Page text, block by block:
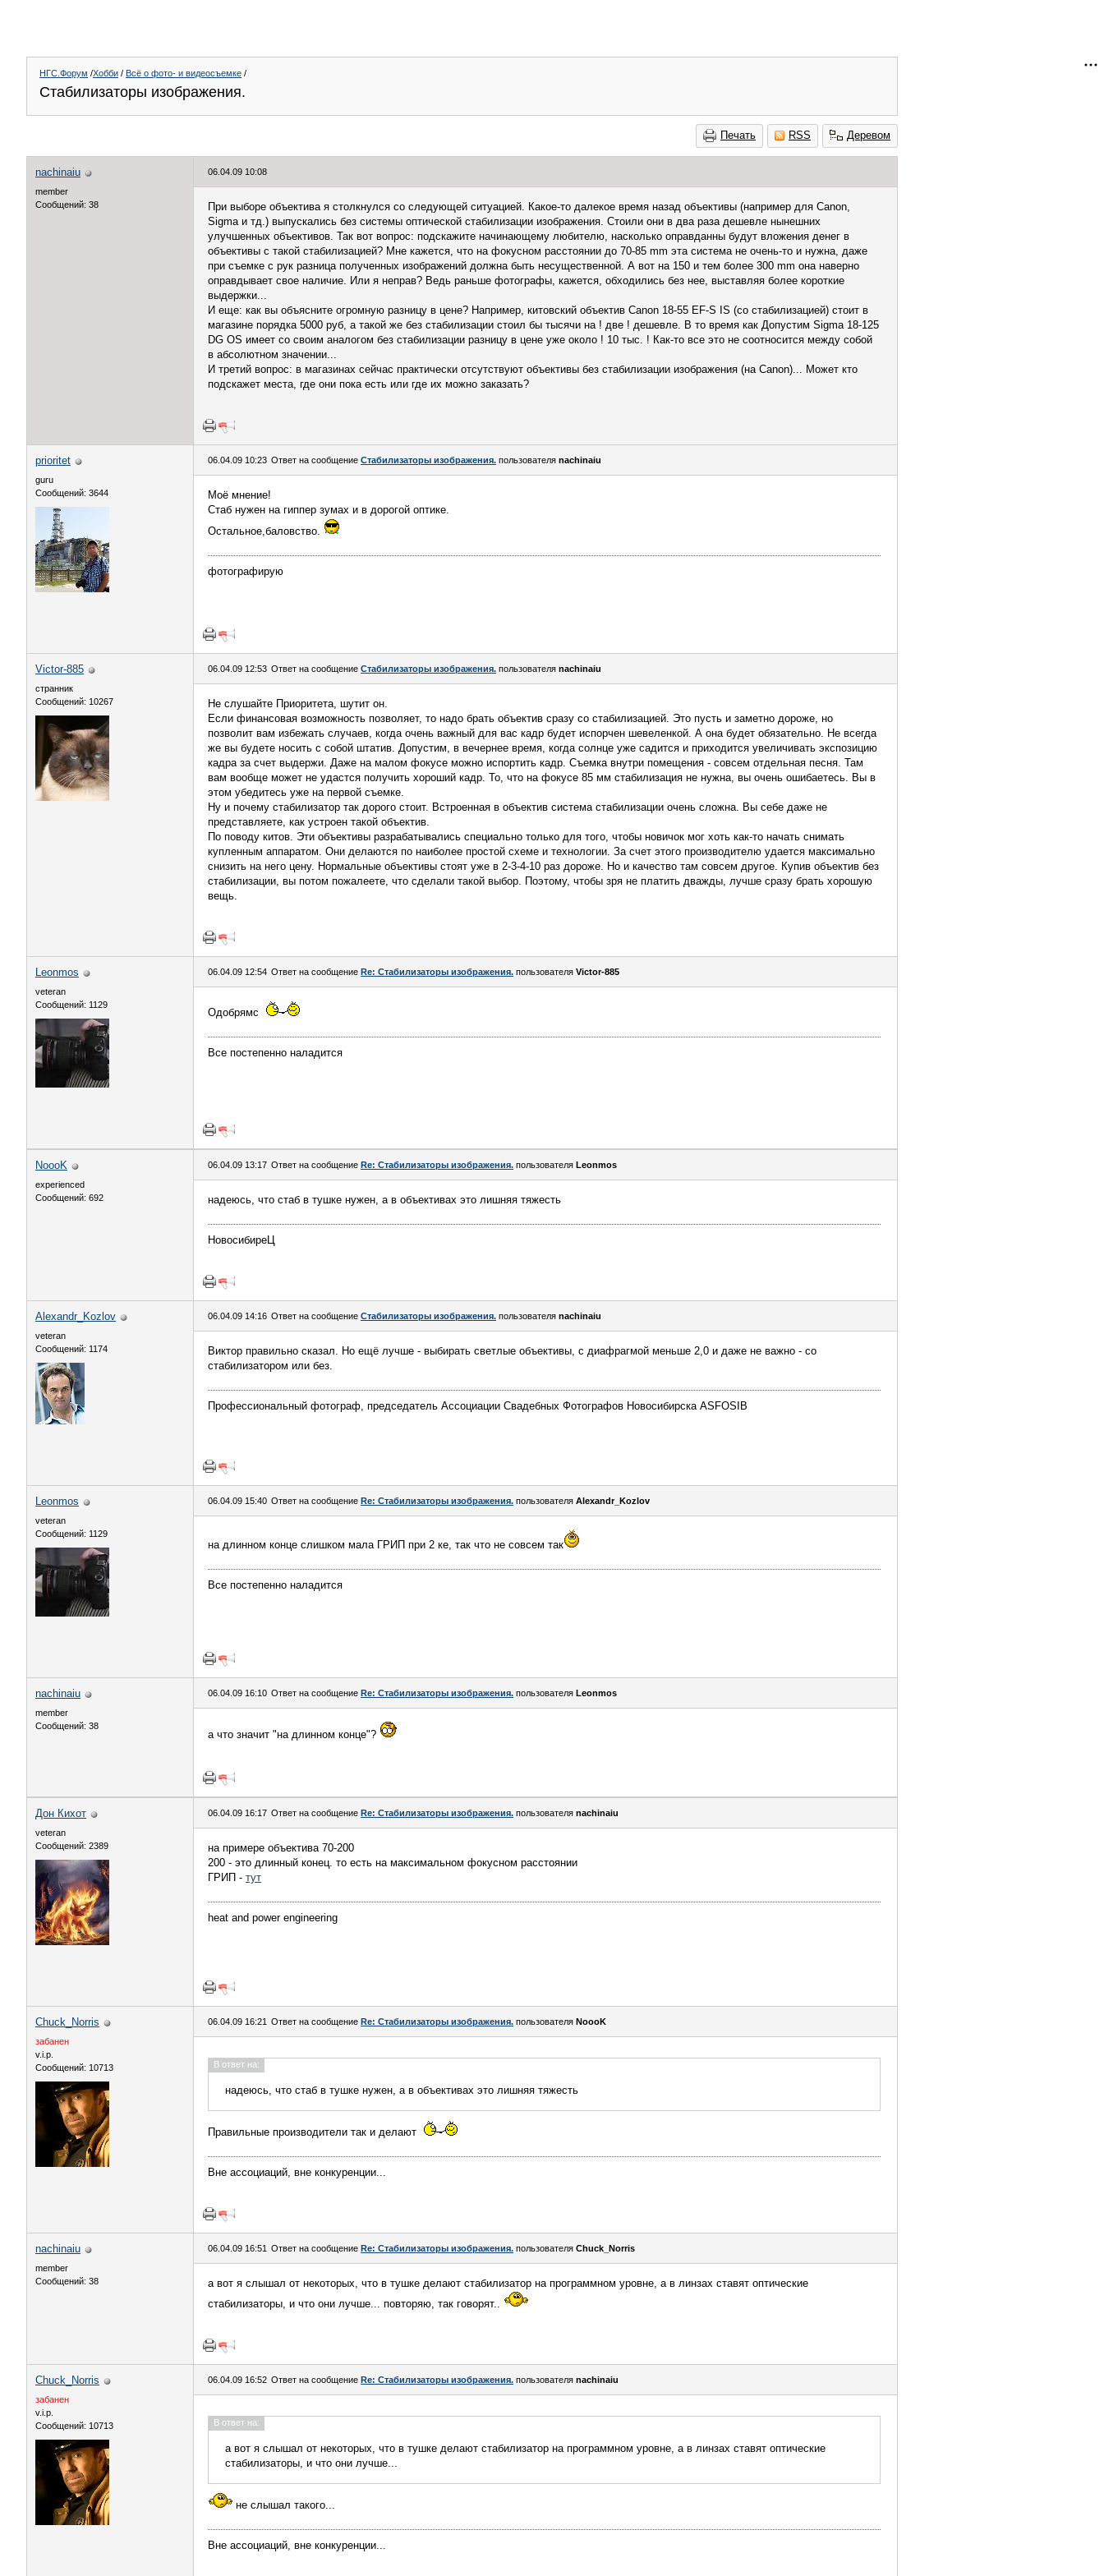
НГС.Форум /Хобби / Всё о фото- и видеосъемке /
Стабилизаторы изображения.
Печать RSS Деревом
nachinaiu
member
Сообщений: 38
06.04.09 10:08
При выборе объектива я столкнулся со следующей ситуацией. Какое-то далекое время назад объективы (например для Canon,
Sigma и тд.) выпускались без системы оптической стабилизации изображения. Стоили они в два раза дешевле нынешних
улучшенных объективов. Так вот вопрос: подскажите начинающему любителю, насколько оправданны будут вложения денег в
объективы с такой стабилизацией? Мне кажется, что на фокусном расстоянии до 70-85 mm эта система не очень-то и нужна, даже
при съемке с рук разница полученных изображений должна быть несущественной. А вот на 150 и тем более 300 mm она наверно
оправдывает свое наличие. Или я неправ? Ведь раньше фотографы, кажется, обходились без нее, выставляя более короткие
выдержки...
И еще: как вы объясните огромную разницу в цене? Например, китовский объектив Canon 18-55 EF-S IS (со стабилизацией) стоит в
магазине порядка 5000 руб, а такой же без стабилизации стоил бы тысячи на ! две ! дешевле. В то время как Допустим Sigma 18-125
DG OS имеет со своим аналогом без стабилизации разницу в цене уже около ! 10 тыс. ! Как-то все это не соотносится между собой
в абсолютном значении...
И третий вопрос: в магазинах сейчас практически отсутствуют объективы без стабилизации изображения (на Canon)... Может кто
подскажет места, где они пока есть или где их можно заказать?
prioritet
guru
Сообщений: 3644
06.04.09 10:23 Ответ на сообщение Стабилизаторы изображения. пользователя nachinaiu
Моё мнение!
Стаб нужен на гиппер зумах и в дорогой оптике.
Остальное,баловство.
фотографирую
Victor-885
странник
Сообщений: 10267
06.04.09 12:53 Ответ на сообщение Стабилизаторы изображения. пользователя nachinaiu
Не слушайте Приоритета, шутит он.
Если финансовая возможность позволяет, то надо брать объектив сразу со стабилизацией. Это пусть и заметно дороже, но
позволит вам избежать случаев, когда очень важный для вас кадр будет испорчен шевеленкой. А она будет обязательно. Не всегда
же вы будете носить с собой штатив. Допустим, в вечернее время, когда солнце уже садится и приходится увеличивать экспозицию
кадра за счет выдержи. Даже на малом фокусе можно испортить кадр. Съемка внутри помещения - совсем отдельная песня. Там
вам вообще может не удастся получить хороший кадр. То, что на фокусе 85 мм стабилизация не нужна, вы очень ошибаетесь. Вы в
этом убедитесь уже на первой съемке.
Ну и почему стабилизатор так дорого стоит. Встроенная в объектив система стабилизации очень сложна. Вы себе даже не
представляете, как устроен такой объектив.
По поводу китов. Эти объективы разрабатывались специально только для того, чтобы новичок мог хоть как-то начать снимать
купленным аппаратом. Они делаются по наиболее простой схеме и технологии. За счет этого производителю удается максимально
снизить на него цену. Нормальные объективы стоят уже в 2-3-4-10 раз дороже. Но и качество там совсем другое. Купив объектив без
стабилизации, вы потом пожалеете, что сделали такой выбор. Поэтому, чтобы зря не платить дважды, лучше сразу брать хорошую
вещь.
Leonmos
veteran
Сообщений: 1129
06.04.09 12:54 Ответ на сообщение Re: Стабилизаторы изображения. пользователя Victor-885
Одобрямс
Все постепенно наладится
NoooK
experienced
Сообщений: 692
06.04.09 13:17 Ответ на сообщение Re: Стабилизаторы изображения. пользователя Leonmos
надеюсь, что стаб в тушке нужен, а в объективах это лишняя тяжесть
НовосибиреЦ
Alexandr_Kozlov
veteran
Сообщений: 1174
06.04.09 14:16 Ответ на сообщение Стабилизаторы изображения. пользователя nachinaiu
Виктор правильно сказал. Но ещё лучше - выбирать светлые объективы, с диафрагмой меньше 2,0 и даже не важно - со
стабилизатором или без.
Профессиональный фотограф, председатель Ассоциации Свадебных Фотографов Новосибирска ASFOSIB
Leonmos
veteran
Сообщений: 1129
06.04.09 15:40 Ответ на сообщение Re: Стабилизаторы изображения. пользователя Alexandr_Kozlov
на длинном конце слишком мала ГРИП при 2 ке, так что не совсем так
Все постепенно наладится
nachinaiu
member
Сообщений: 38
06.04.09 16:10 Ответ на сообщение Re: Стабилизаторы изображения. пользователя Leonmos
а что значит "на длинном конце"?
Дон Кихот
veteran
Сообщений: 2389
06.04.09 16:17 Ответ на сообщение Re: Стабилизаторы изображения. пользователя nachinaiu
на примере объектива 70-200
200 - это длинный конец. то есть на максимальном фокусном расстоянии
ГРИП - тут
heat and power engineering
Chuck_Norris
забанен
v.i.p.
Сообщений: 10713
06.04.09 16:21 Ответ на сообщение Re: Стабилизаторы изображения. пользователя NoooK
В ответ на:
надеюсь, что стаб в тушке нужен, а в объективах это лишняя тяжесть
Правильные производители так и делают
Вне ассоциаций, вне конкуренции...
nachinaiu
member
Сообщений: 38
06.04.09 16:51 Ответ на сообщение Re: Стабилизаторы изображения. пользователя Chuck_Norris
а вот я слышал от некоторых, что в тушке делают стабилизатор на программном уровне, а в линзах ставят оптические
стабилизаторы, и что они лучше... повторяю, так говорят..
Chuck_Norris
забанен
v.i.p.
Сообщений: 10713
06.04.09 16:52 Ответ на сообщение Re: Стабилизаторы изображения. пользователя nachinaiu
В ответ на:
а вот я слышал от некоторых, что в тушке делают стабилизатор на программном уровне, а в линзах ставят оптические
стабилизаторы, и что они лучше...
не слышал такого...
Вне ассоциаций, вне конкуренции...